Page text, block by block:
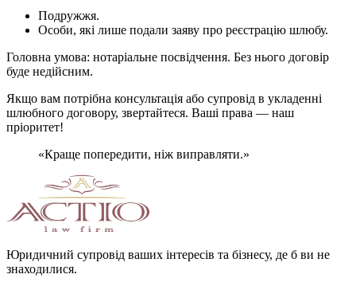
Подружжя.
Особи, які лише подали заяву про реєстрацію шлюбу.
Головна умова: нотаріальне посвідчення. Без нього договір
буде недійсним.
Якщо вам потрібна консультація або супровід в укладенні
шлюбного договору, звертайтеся. Ваші права — наш
пріоритет!
«Краще попередити, ніж виправляти.»
Юридичний супровід ваших інтересів та бізнесу, де б ви не
знаходилися.